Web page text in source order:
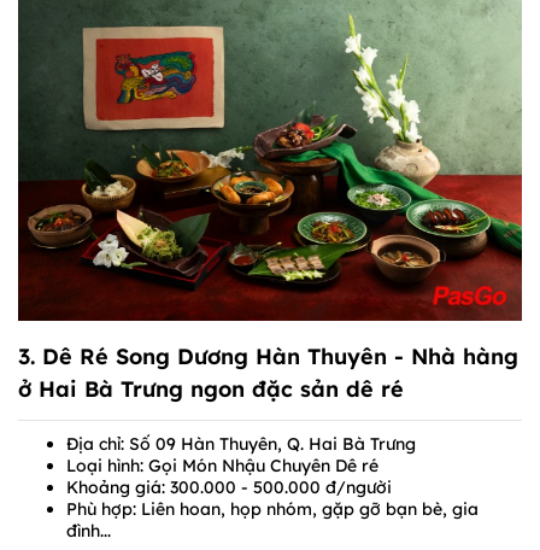
3. Dê Ré Song Dương Hàn Thuyên - Nhà hàng
ở Hai Bà Trưng ngon đặc sản dê ré
Địa chỉ: Số 09 Hàn Thuyên, Q. Hai Bà Trưng
Loại hình: Gọi Món Nhậu Chuyên Dê ré
Khoảng giá: 300.000 - 500.000 đ/người
Phù hợp: Liên hoan, họp nhóm, gặp gỡ bạn bè, gia
đình...